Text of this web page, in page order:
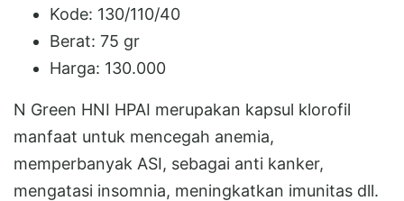
Kode: 130/110/40
Berat: 75 gr
Harga: 130.000
N Green HNI HPAI merupakan kapsul klorofil
manfaat untuk mencegah anemia,
memperbanyak ASI, sebagai anti kanker,
mengatasi insomnia, meningkatkan imunitas dll.